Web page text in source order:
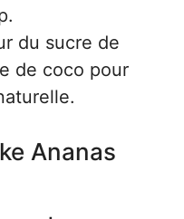
du sucre de
de coco pour
Ananas